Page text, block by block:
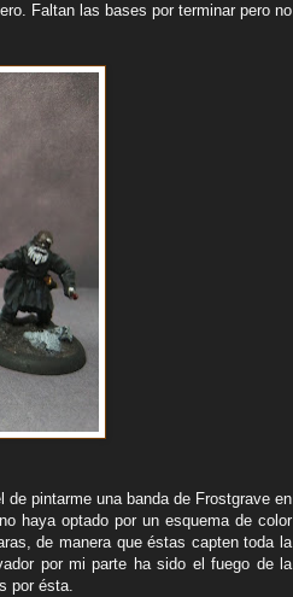
Faltan las bases por terminar pero no
pintarme una banda de Frostgrave en
haya optado por un esquema de color
de manera que éstas capten toda la
por mi parte ha sido el fuego de la
por ésta.